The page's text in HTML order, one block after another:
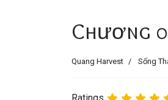
Chương
Quang Harvest Sống